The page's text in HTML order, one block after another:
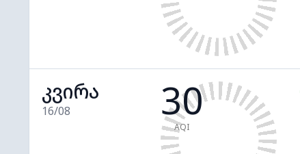
კვირა
16/08 30
AQI